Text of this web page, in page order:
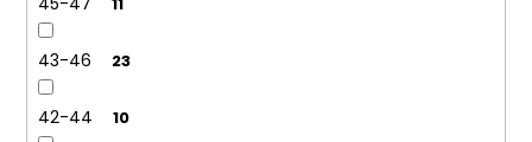
43-46 23
42-44 10